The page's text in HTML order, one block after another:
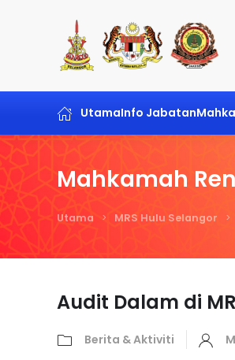
Skip to main content
UtamaInfo Jabatan
Mahkamah
Utama MRS Hulu Selangor
Audit Dalam di
Berita & Aktiviti